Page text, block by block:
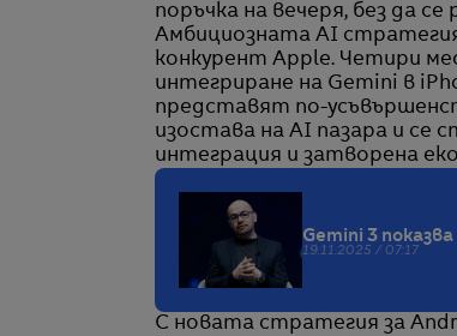
поръчка на вечеря, без да
Амбициозната AI
конкурент Apple. Четири
интегриране на Gemini в
представят по-
изостава на AI пазара и се
интеграция и затворена
Gemini 3
19.11.2025 / 07:17
С новата стратегия за